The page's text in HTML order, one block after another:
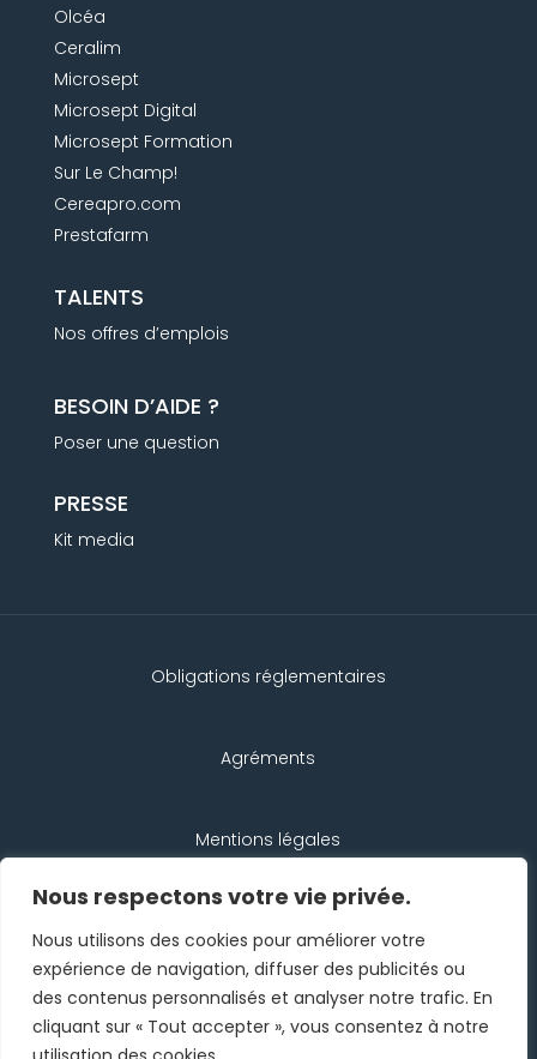
Nous respectons votre vie privée.
Nous utilisons des cookies pour améliorer votre
expérience de navigation, diffuser des publicités ou
des contenus personnalisés et analyser notre trafic. En
cliquant sur « Tout accepter », vous consentez à notre
Olcéa
Ceralim
Microsept
Microsept Digital
Microsept Formation
Sur Le Champ!
Cereapro.com
Prestafarm
TALENTS
Nos offres d’emplois
BESOIN D’AIDE ?
Poser une question
PRESSE
Kit media
Obligations réglementaires
Agréments
Mentions légales
Contact